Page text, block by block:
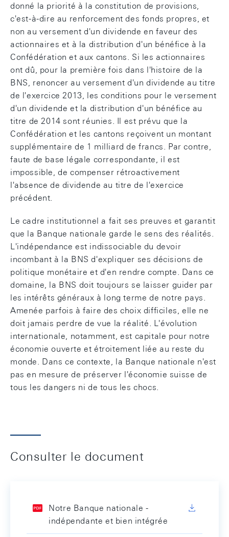
donné la priorité à la constitution de provisions,
c'est-à-dire au renforcement des fonds propres, et
non au versement d'un dividende en faveur des
actionnaires et à la distribution d'un bénéfice à la
Confédération et aux cantons. Si les actionnaires
ont dû, pour la première fois dans l'histoire de la
BNS, renoncer au versement d'un dividende au titre
de l'exercice 2013, les conditions pour le versement
d'un dividende et la distribution d'un bénéfice au
titre de 2014 sont réunies. Il est prévu que la
Confédération et les cantons reçoivent un montant
supplémentaire de 1 milliard de francs. Par contre,
faute de base légale correspondante, il est
impossible, de compenser rétroactivement
l'absence de dividende au titre de l'exercice
précédent.
Le cadre institutionnel a fait ses preuves et garantit
que la Banque nationale garde le sens des réalités.
L'indépendance est indissociable du devoir
incombant à la BNS d'expliquer ses décisions de
politique monétaire et d'en rendre compte. Dans ce
domaine, la BNS doit toujours se laisser guider par
les intérêts généraux à long terme de notre pays.
Amenée parfois à faire des choix difficiles, elle ne
doit jamais perdre de vue la réalité. L'évolution
internationale, notamment, est capitale pour notre
économie ouverte et étroitement liée au reste du
monde. Dans ce contexte, la Banque nationale n'est
pas en mesure de préserver l'économie suisse de
tous les dangers ni de tous les chocs.
Consulter le document
Notre Banque nationale -
indépendante et bien intégrée